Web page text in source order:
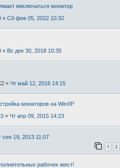
ввключаться монитор
« Сб фев 05, 2022 10:32
« Вс дек 30, 2018 10:35
« Чт май 12, 2016 14:15
мониторов на WinXP
« Чт апр 09, 2015 14:23
сен 19, 2013 11:07
1 2
рабочих мест!